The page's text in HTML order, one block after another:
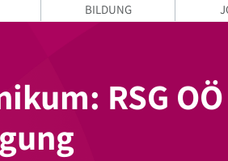
BILDUNG
RSG